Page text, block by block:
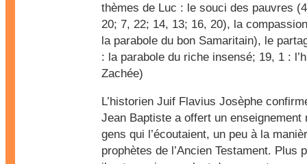
thèmes de Luc : le souci des pauvres
20; 7, 22; 14, 13; 16, 20), la
la parabole du bon Samaritain), le
: la parabole du riche insensé; 19, 1 :
Zachée)
L’historien Juif Flavius Josèphe
Jean Baptiste a offert un enseignement
gens qui l’écoutaient, un peu à la
prophètes de l’Ancien Testament. Plus